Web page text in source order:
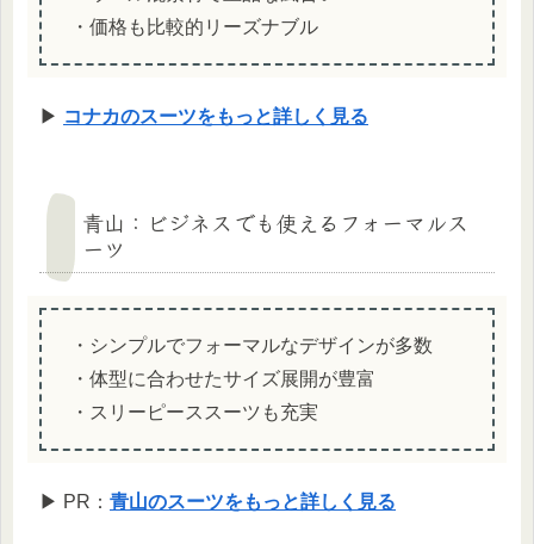
・価格も比較的リーズナブル
▶ コナカのスーツをもっと詳しく見る
青山：ビジネスでも使えるフォーマルス
ーツ
・シンプルでフォーマルなデザインが多数
・体型に合わせたサイズ展開が豊富
・スリーピーススーツも充実
▶ PR： 青山のスーツをもっと詳しく見る